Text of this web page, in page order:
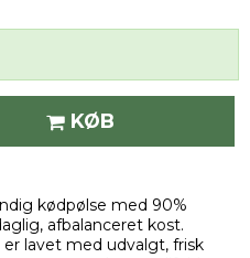
KØB
kødpølse med 90%
afbalanceret kost.
lavet med udvalgt, frisk